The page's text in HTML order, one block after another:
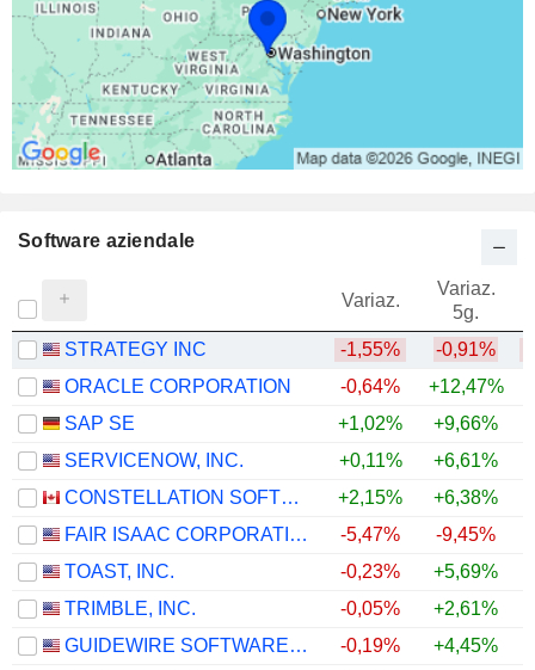
Software aziendale
Variaz.
Variaz.
5g.
STRATEGY INC -1,55% -0,91%
ORACLE CORPORATION
-0,64% +12,47%
SAP SE
+1,02% +9,66%
SERVICENOW, INC.
+0,11% +6,61%
CONSTELLATION SOFTWARE INC.
+2,15% +6,38%
FAIR ISAAC CORPORATION
-5,47% -9,45%
TOAST, INC.
-0,23% +5,69%
TRIMBLE, INC.
-0,05% +2,61%
GUIDEWIRE SOFTWARE, INC.
-0,19% +4,45%